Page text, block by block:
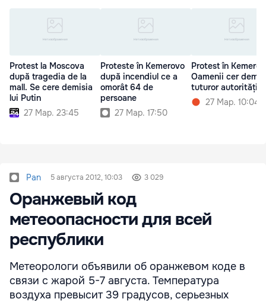
Protest la Moscova
după tragedia de la
mall. Se cere demisia
lui Putin
27 Мар. 23:45
Proteste în Kemerovo
după incendiul ce a
omorât 64 de
persoane
27 Мар. 17:50
Protest în
Oamenii cer
tuturor
27 Мар. 10:04
Pan 5 августа 2012, 10:03 3 029
Оранжевый код
метеоопасности для всей
республики
Метеорологи объявили об оранжевом коде в
связи с жарой 5-7 августа. Температура
воздуха превысит 39 градусов, серьезных